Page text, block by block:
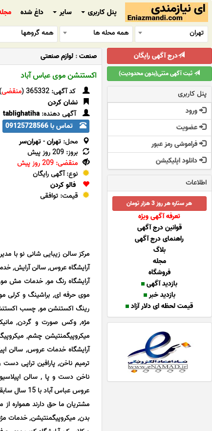
پنل کاربری سایر داغ شده
تهران
همه محله ها همه گروهها
صنعت:لوازم صنعتی
اکستنشن موی عباس آباد
کد آگهی: 365332 ( منقضی)
نشان کردن
آگهی دهنده:tablighatiha
تماس با 09125728566
محل:تهران-تهران‌سر
بروز: 209 روز پیش
منقضی: 209 روز پیش
نوع: آگهی رایگان
فالو کردن
قیمت: توافقی
مرکز سالن زیبایی شانی نو با
آرایشگاه عروس, سالن آرایش,
آرایشگاه رنگ مو, خدمات مش مو,
موی حرفه ای, براشینگ و کرلی
رینگ اکستنشن مو, چسب
مژه, وکس صورت و گردن,
میکروپیگمنتیشن چشم,
آرایشگاه خدمات عروس, سالن
ترمیم ناخن, پارافین تراپی
ناخن دست و پا , سالن
عروس عباس آباد با 15 سال سابقه به همشهریان و هم میهنان عزیز ارائه می نماید.
مشتریان ما حق دارند همواره
بدن, میکروپیگمنتیشن, خدمات
درج آگهی رایگان
ثبت آگهی متنی(بدون محدودیت)
پنل کاربری
ورود
عضویت
فراموشی رمز عبور
دانلود اپلیکیشن
اطلاعات
هر ستاره هر روز 3 هزار تومان
تعرفه آگهی ویژه
قوانین درج آگهی
راهنمای درج آگهی
بلاگ
مجله
فروشگاه
بازدید آگهی
بازدید خبر
قیمت لحظه ای دلار آزاد